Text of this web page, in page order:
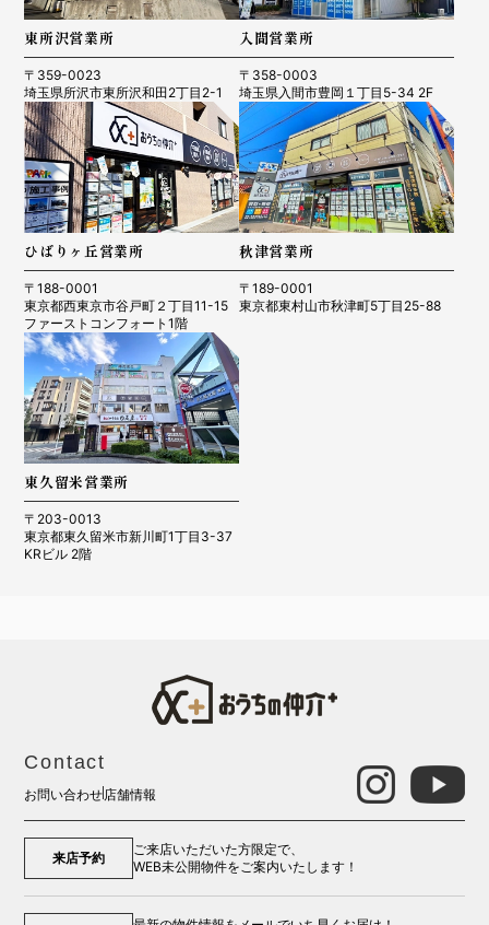
東所沢営業所
〒359-0023
埼玉県所沢市東所沢和田2丁目2-1
入間営業所
〒358-0003
埼玉県入間市豊岡１丁目5-34 2F
ひばりヶ丘営業所
〒188-0001
東京都西東京市谷戸町２丁目11-15
ファーストコンフォート1階
秋津営業所
〒189-0001
東京都東村山市秋津町5丁目25-88
東久留米営業所
〒203-0013
東京都東久留米市新川町1丁目3-37
KRビル 2階
Contact
お問い合わせ店舗情報
来店予約
ご来店いただいた方限定で、
WEB未公開物件をご案内いたします！